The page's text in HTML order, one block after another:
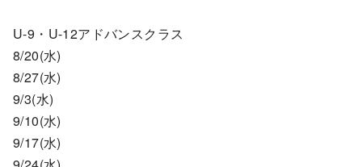
U-9・U-12アドバンスクラス
8/20(水)
8/27(水)
9/3(水)
9/10(水)
9/17(水)